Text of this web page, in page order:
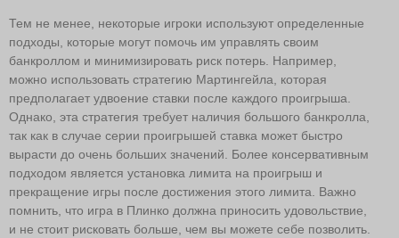
Тем не менее, некоторые игроки используют определенные
подходы, которые могут помочь им управлять своим
банкроллом и минимизировать риск потерь. Например,
можно использовать стратегию Мартингейла, которая
предполагает удвоение ставки после каждого проигрыша.
Однако, эта стратегия требует наличия большого банкролла,
так как в случае серии проигрышей ставка может быстро
вырасти до очень больших значений. Более консервативным
подходом является установка лимита на проигрыш и
прекращение игры после достижения этого лимита. Важно
помнить, что игра в Плинко должна приносить удовольствие,
и не стоит рисковать больше, чем вы можете себе позволить.